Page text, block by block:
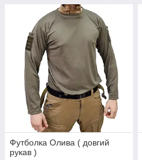
Футболка Олива ( довгий
рукав )